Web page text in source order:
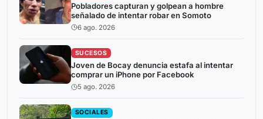
Pobladores capturan y golpean a hombre
señalado de intentar robar en Somoto
6 ago. 2026
SUCESOS
Joven de Bocay denuncia estafa al intentar
comprar un iPhone por Facebook
5 ago. 2026
SOCIALES